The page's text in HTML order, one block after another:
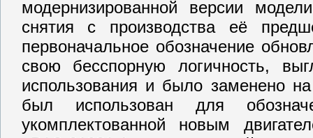
модернизированной версии
снятия с производства её
первоначальное обозначение
свою бесспорную логичность,
использования и было заменено
был использован для
укомплектованной новым